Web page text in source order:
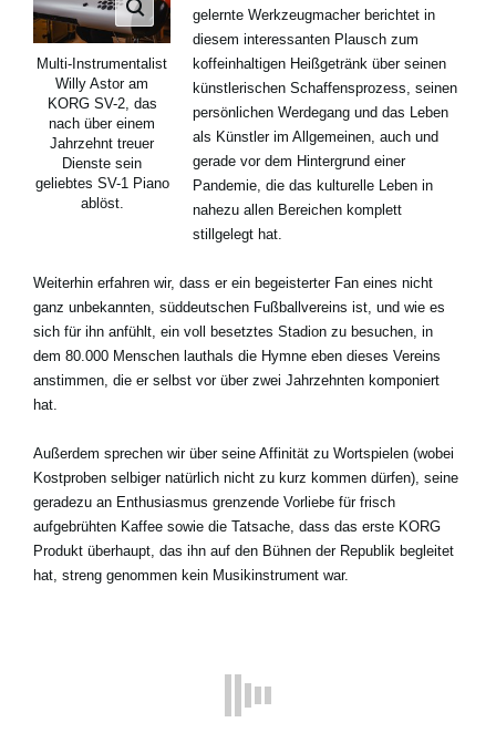
Multi-Instrumentalist
Willy Astor am
KORG SV-2, das
nach über einem
Jahrzehnt treuer
Dienste sein
geliebtes SV-1 Piano
ablöst.
gelernte Werkzeugmacher berichtet in
diesem interessanten Plausch zum
koffeinhaltigen Heißgetränk über seinen
künstlerischen Schaffensprozess, seinen
persönlichen Werdegang und das Leben
als Künstler im Allgemeinen, auch und
gerade vor dem Hintergrund einer
Pandemie, die das kulturelle Leben in
nahezu allen Bereichen komplett
stillgelegt hat.
Weiterhin erfahren wir, dass er ein begeisterter Fan eines nicht
ganz unbekannten, süddeutschen Fußballvereins ist, und wie es
sich für ihn anfühlt, ein voll besetztes Stadion zu besuchen, in
dem 80.000 Menschen lauthals die Hymne eben dieses Vereins
anstimmen, die er selbst vor über zwei Jahrzehnten komponiert
hat.
Außerdem sprechen wir über seine Affinität zu Wortspielen (wobei
Kostproben selbiger natürlich nicht zu kurz kommen dürfen), seine
geradezu an Enthusiasmus grenzende Vorliebe für frisch
aufgebrühten Kaffee sowie die Tatsache, dass das erste KORG
Produkt überhaupt, das ihn auf den Bühnen der Republik begleitet
hat, streng genommen kein Musikinstrument war.